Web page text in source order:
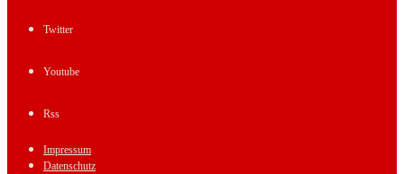
Twitter
Youtube
Rss
Impressum
Datenschutz